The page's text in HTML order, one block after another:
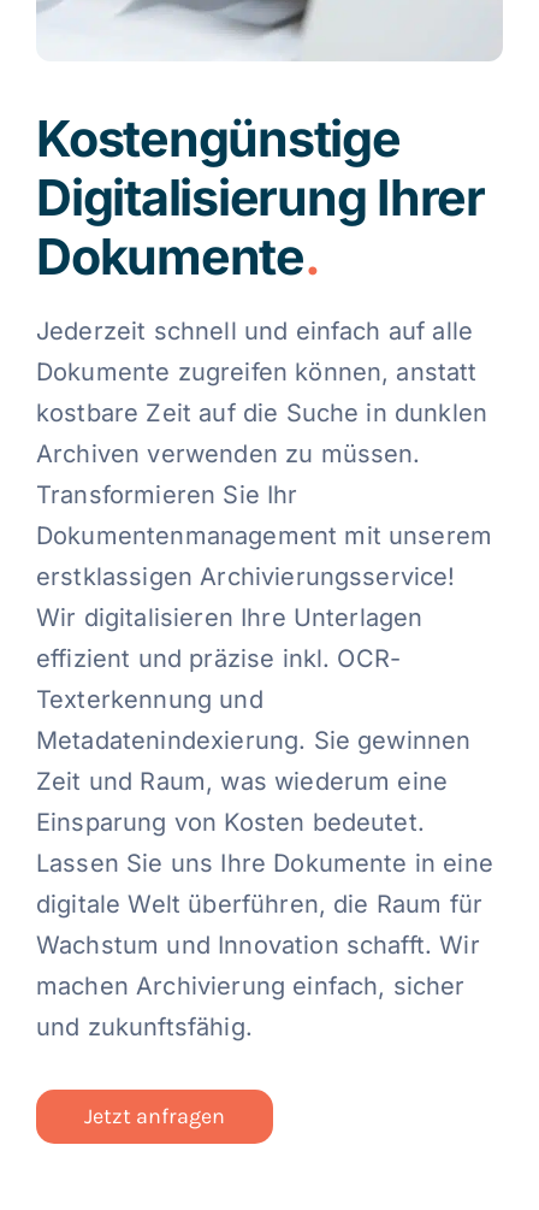
Kostengünstige
Digitalisierung Ihrer
Dokumente.
Jederzeit schnell und einfach auf alle
Dokumente zugreifen können, anstatt
kostbare Zeit auf die Suche in dunklen
Archiven verwenden zu müssen.
Transformieren Sie Ihr
Dokumentenmanagement mit unserem
erstklassigen Archivierungsservice!
Wir digitalisieren Ihre Unterlagen
effizient und präzise inkl. OCR-
Texterkennung und
Metadatenindexierung. Sie gewinnen
Zeit und Raum, was wiederum eine
Einsparung von Kosten bedeutet.
Lassen Sie uns Ihre Dokumente in eine
digitale Welt überführen, die Raum für
Wachstum und Innovation schafft. Wir
machen Archivierung einfach, sicher
und zukunftsfähig.
Jetzt anfragen